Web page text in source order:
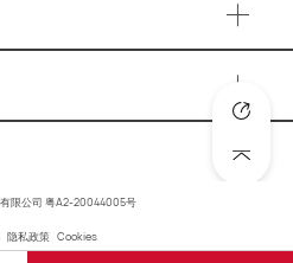
限公司 粤A2-20044005号
隐私政策 Cookies